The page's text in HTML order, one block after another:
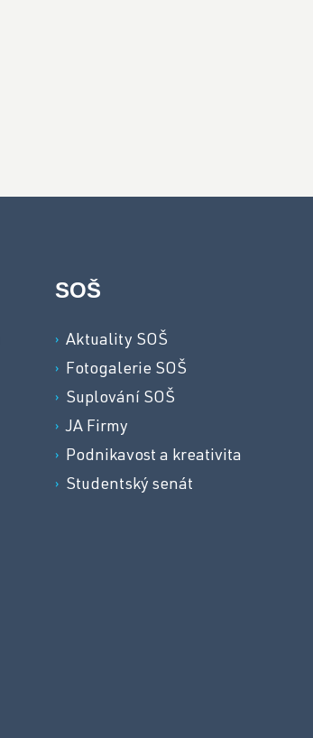
SOŠ
Aktuality SOŠ
Fotogalerie SOŠ
Suplování SOŠ
JA Firmy
Podnikavost a kreativita
Studentský senát